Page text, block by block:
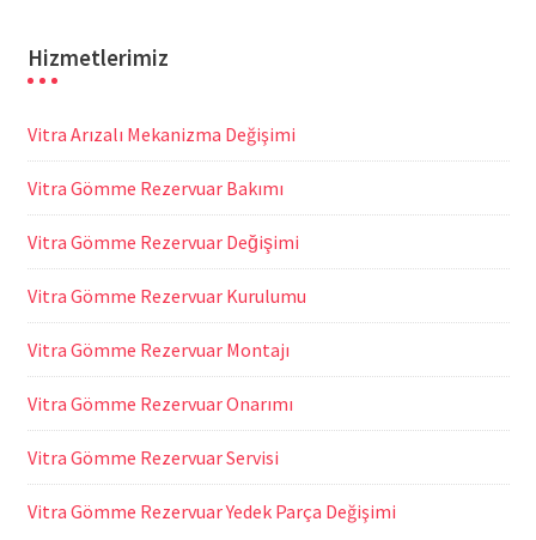
Hizmetlerimiz
Vitra Arızalı Mekanizma Değişimi
Vitra Gömme Rezervuar Bakımı
Vitra Gömme Rezervuar Değişimi
Vitra Gömme Rezervuar Kurulumu
Vitra Gömme Rezervuar Montajı
Vitra Gömme Rezervuar Onarımı
Vitra Gömme Rezervuar Servisi
Vitra Gömme Rezervuar Yedek Parça Değişimi